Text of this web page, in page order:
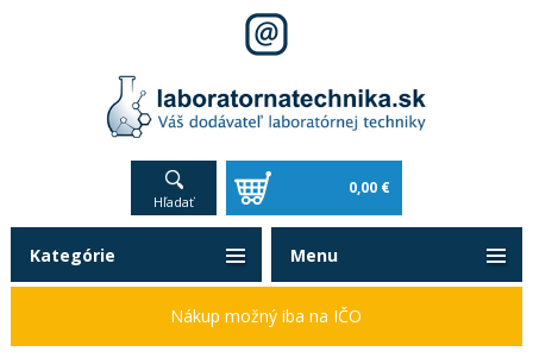
Hľadať
0,00 €
Kategórie
Nákup možný iba na IČO
Menu